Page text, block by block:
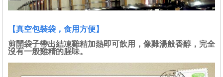
【真空包裝袋，食用方便】
剪開袋子帶出結凍雞精加熱即可飲用，像雞湯般香醇，完全
沒有一般雞精的腥味。